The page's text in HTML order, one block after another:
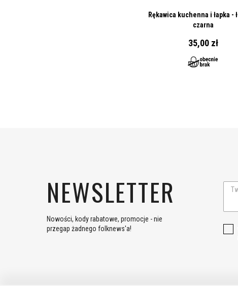
Rękawica kuchenna i łapka -
czarna
35,00 zł
NEWSLETTER
Nowości, kody rabatowe, promocje - nie
przegap żadnego folknews'a!